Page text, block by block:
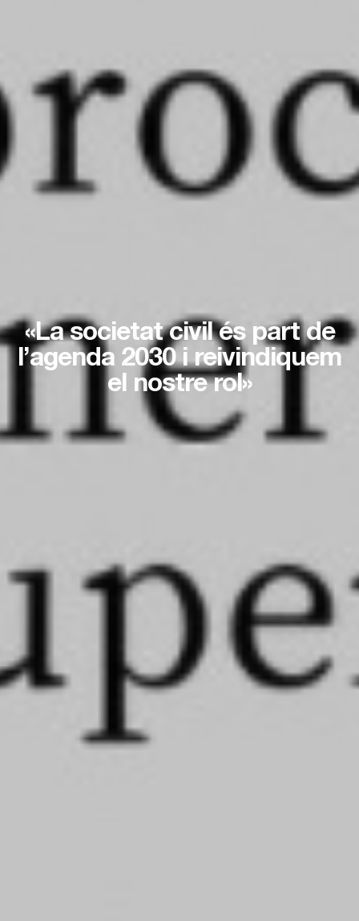
«La societat civil és part de
l’agenda 2030 i reivindiquem
el nostre rol»